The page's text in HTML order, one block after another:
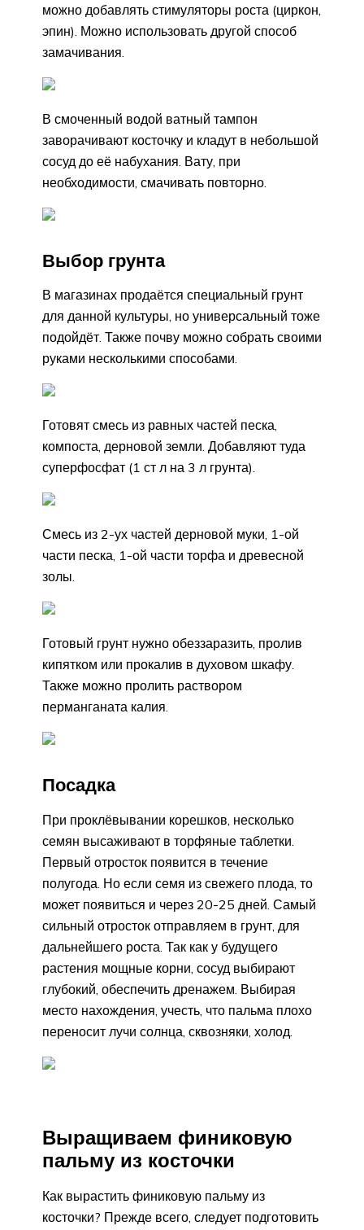
можно добавлять стимуляторы роста (циркон,
эпин). Можно использовать другой способ
замачивания.
В смоченный водой ватный тампон
заворачивают косточку и кладут в небольшой
сосуд до её набухания. Вату, при
необходимости, смачивать повторно.
Выбор грунта
В магазинах продаётся специальный грунт
для данной культуры, но универсальный тоже
подойдёт. Также почву можно собрать своими
руками несколькими способами.
Готовят смесь из равных частей песка,
компоста, дерновой земли. Добавляют туда
суперфосфат (1 ст л на 3 л грунта).
Смесь из 2-ух частей дерновой муки, 1-ой
части песка, 1-ой части торфа и древесной
золы.
Готовый грунт нужно обеззаразить, пролив
кипятком или прокалив в духовом шкафу.
Также можно пролить раствором
перманганата калия.
Посадка
При проклёвывании корешков, несколько
семян высаживают в торфяные таблетки.
Первый отросток появится в течение
полугода. Но если семя из свежего плода, то
может появиться и через 20-25 дней. Самый
сильный отросток отправляем в грунт, для
дальнейшего роста. Так как у будущего
растения мощные корни, сосуд выбирают
глубокий, обеспечить дренажем. Выбирая
место нахождения, учесть, что пальма плохо
переносит лучи солнца, сквозняки, холод.
Выращиваем финиковую
пальму из косточки
Как вырастить финиковую пальму из
косточки? Прежде всего, следует подготовить